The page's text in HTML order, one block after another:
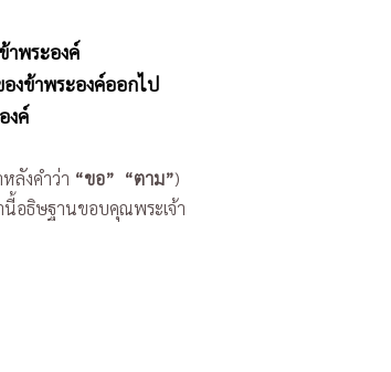
าพระองค์
งข้าพระองค์ออกไป
งค์
ลังคำว่า “ขอ” “ตาม”)
นี้อธิษฐานขอบคุณพระเจ้า